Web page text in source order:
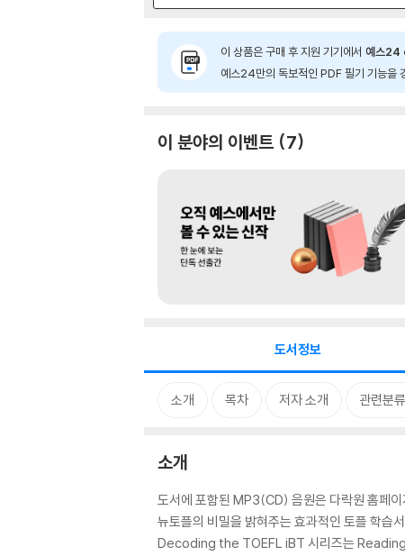
이 상품은 구매 후 지원 기기에서 예스24
예스24만의 독보적인 PDF 필기 기능을
이 분야의 이벤트 7
도서정보
소개 목차 저자 소개 관련분류
소개
도서에 포함된 MP3(CD) 음원은 다락원 홈
뉴토플의 비밀을 밝혀주는 효과적인 토플 학습서
Decoding the TOEFL iBT 시리즈는